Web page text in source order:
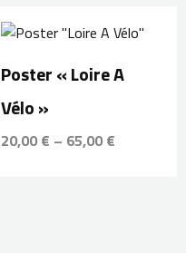
Poster « Loire A
Vélo »
20,00 € – 65,00 €
de
20,00 €
à
65,00 €